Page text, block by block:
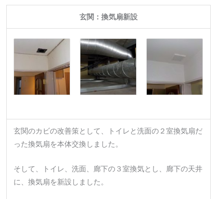
玄関：換気扇新設
玄関のカビの改善策として、トイレと洗面の２室換気扇だ
った換気扇を本体交換しました。
そして、トイレ、洗面、廊下の３室換気とし、廊下の天井
に、換気扇を新設しました。